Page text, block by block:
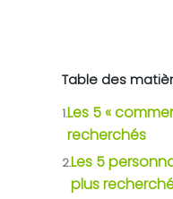
Table des
1.Les 5 «
recherchés
2.Les 5
plus